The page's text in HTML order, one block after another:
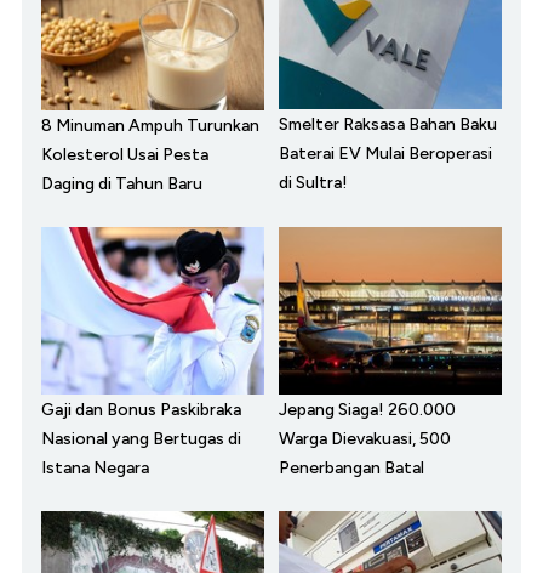
8 Minuman Ampuh Turunkan
Kolesterol Usai Pesta
Daging di Tahun Baru
Smelter Raksasa Bahan Baku
Baterai EV Mulai Beroperasi
di Sultra!
Gaji dan Bonus Paskibraka
Nasional yang Bertugas di
Istana Negara
Jepang Siaga! 260.000
Warga Dievakuasi, 500
Penerbangan Batal